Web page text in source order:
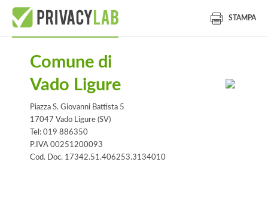
STAMPA
Comune di
Vado Ligure
Piazza S. Giovanni Battista 5
17047 Vado Ligure (SV)
Tel: 019 886350
P.IVA 00251200093
Cod. Doc. 17342.51.406253.3134010